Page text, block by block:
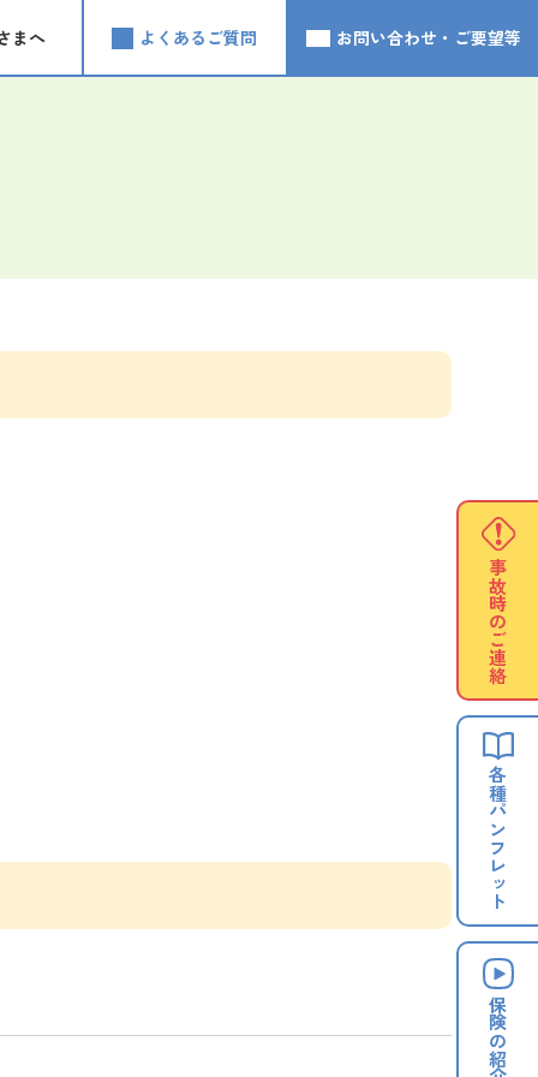
まへ よくあるご質問 お問い合わせ・ご要望等
事故時の
ご連絡
各種
パンフレット
保険の